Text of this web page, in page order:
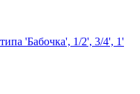
'Бабочка', 1/2', 3/4', 1'